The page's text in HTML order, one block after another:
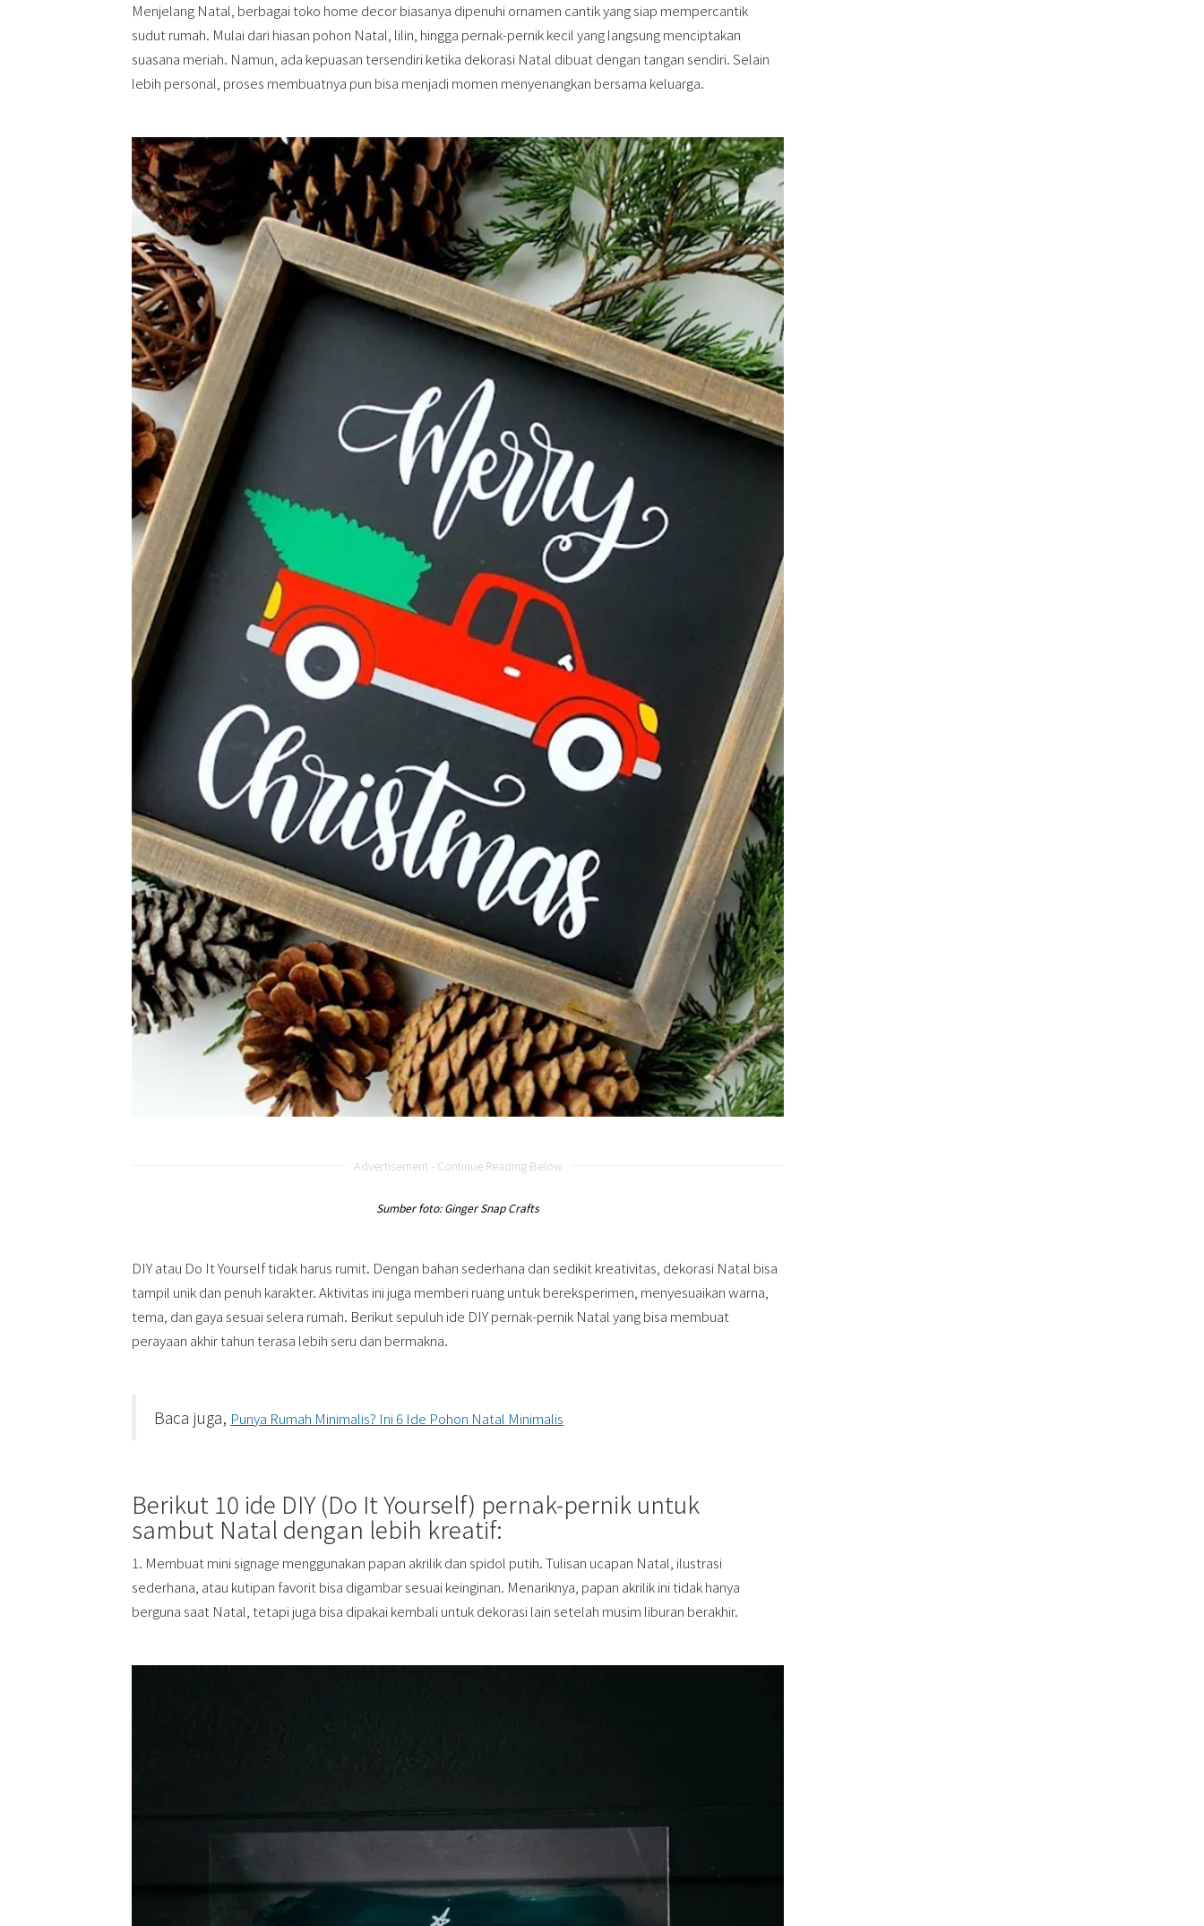
Menjelang Natal, berbagai toko home decor biasanya dipenuhi ornamen cantik yang siap mempercantik
sudut rumah. Mulai dari hiasan pohon Natal, lilin, hingga pernak-pernik kecil yang langsung menciptakan
suasana meriah. Namun, ada kepuasan tersendiri ketika dekorasi Natal dibuat dengan tangan sendiri. Selain
lebih personal, proses membuatnya pun bisa menjadi momen menyenangkan bersama keluarga.
Advertisement - Continue Reading Below
Sumber foto: Ginger Snap Crafts
DIY atau Do It Yourself tidak harus rumit. Dengan bahan sederhana dan sedikit kreativitas, dekorasi Natal bisa
tampil unik dan penuh karakter. Aktivitas ini juga memberi ruang untuk bereksperimen, menyesuaikan warna,
tema, dan gaya sesuai selera rumah. Berikut sepuluh ide DIY pernak-pernik Natal yang bisa membuat
perayaan akhir tahun terasa lebih seru dan bermakna.
Baca juga, Punya Rumah Minimalis? Ini 6 Ide Pohon Natal Minimalis
Berikut 10 ide DIY (Do It Yourself) pernak-pernik untuk
sambut Natal dengan lebih kreatif:
1. Membuat mini signage menggunakan papan akrilik dan spidol putih. Tulisan ucapan Natal, ilustrasi
sederhana, atau kutipan favorit bisa digambar sesuai keinginan. Menariknya, papan akrilik ini tidak hanya
berguna saat Natal, tetapi juga bisa dipakai kembali untuk dekorasi lain setelah musim liburan berakhir.